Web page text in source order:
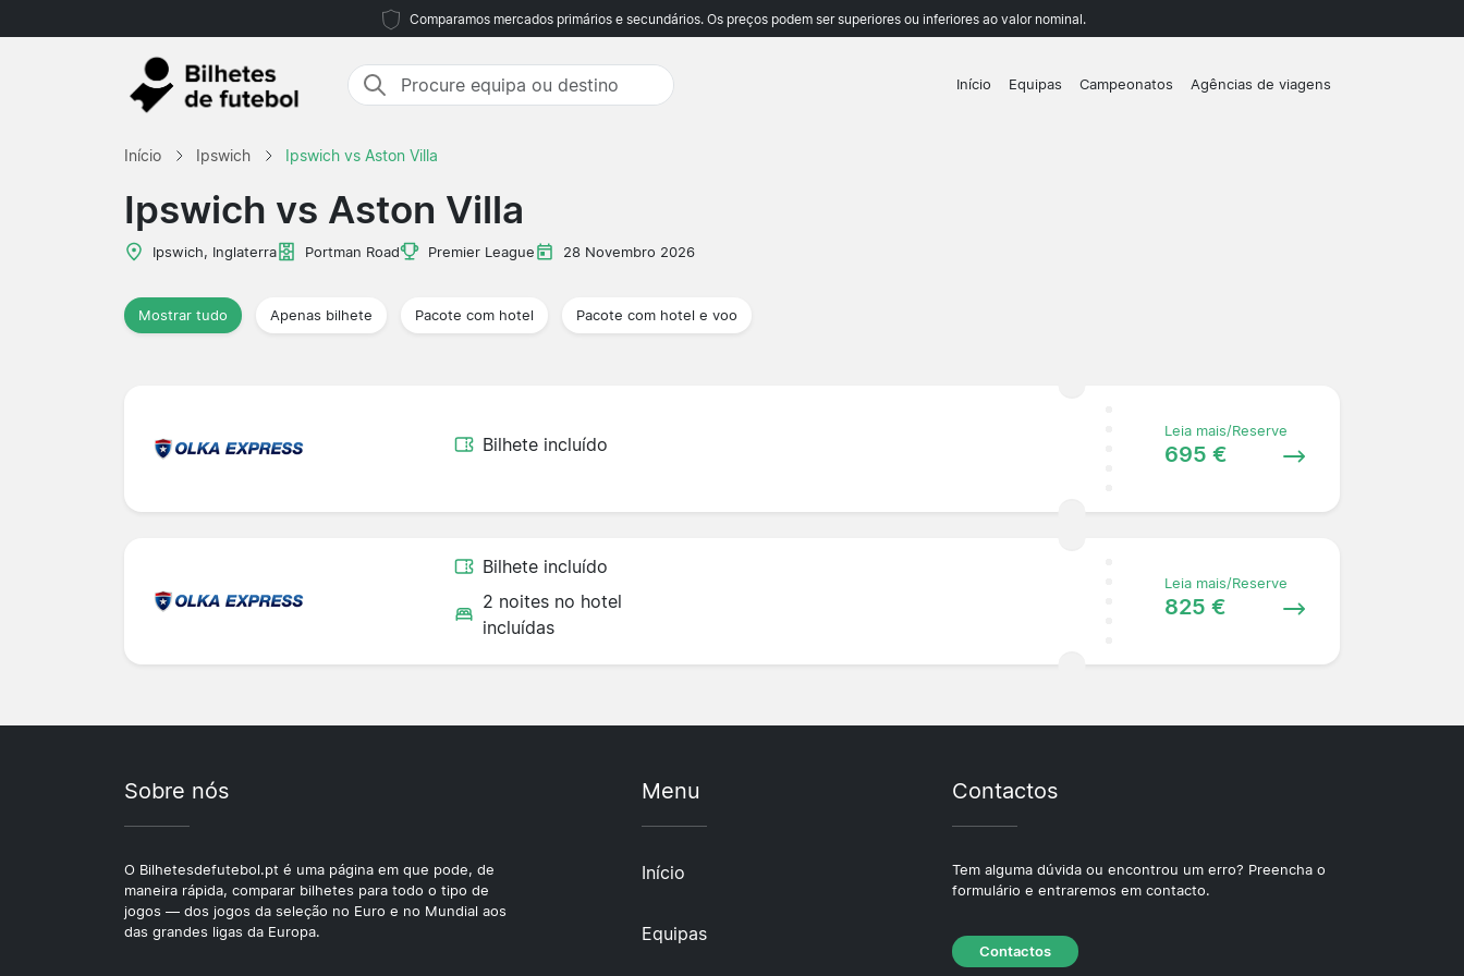
Comparamos mercados primários e secundários. Os preços podem ser superiores ou inferiores ao valor nominal.
Início Equipas Campeonatos Agências de viagens
Início Ipswich Ipswich vs Aston Villa
Ipswich vs Aston Villa
Ipswich, Inglaterra Portman Road Premier League 28 Novembro 2026
Mostrar tudo Apenas bilhete Pacote com hotel Pacote com hotel e voo
Bilhete incluído
Leia mais/Reserve
695 €
Bilhete incluído
2 noites no hotel
incluídas
Leia mais/Reserve
825 €
Sobre nós
O Bilhetesdefutebol.pt é uma página em que pode, de
maneira rápida, comparar bilhetes para todo o tipo de
jogos — dos jogos da seleção no Euro e no Mundial aos
das grandes ligas da Europa.
Menu
Início
Equipas
Contactos
Tem alguma dúvida ou encontrou um erro? Preencha o
formulário e entraremos em contacto.
Contactos